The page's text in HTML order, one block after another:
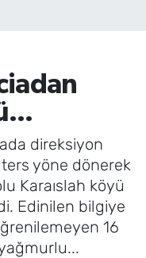
direksiyon
yöne dönerek
Karaıslah köyü
Edinilen bilgiye
16